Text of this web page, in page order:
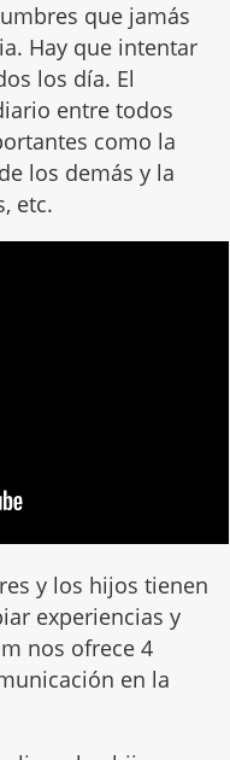
que jamás
Hay que intentar
los día. El
entre todos
como la
los demás y la
etc.
y los hijos tienen
experiencias y
nos ofrece 4
en la